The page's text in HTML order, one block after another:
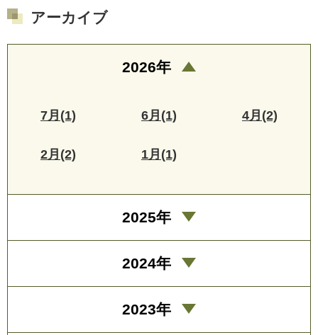
アーカイブ
2026年
7月(1) 6月(1) 4月(2)
2月(2) 1月(1)
2025年
2024年
2023年